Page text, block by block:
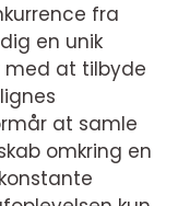
fra
en unik
at tilbyde
at samle
omkring en